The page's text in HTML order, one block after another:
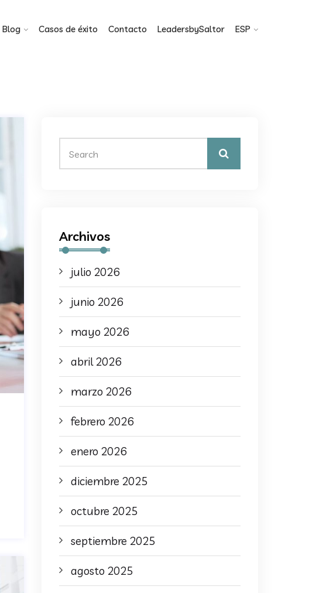
Blog Casos de éxito Contacto LeadersbySaltor ESP
Archivos
julio 2026
junio 2026
mayo 2026
abril 2026
marzo 2026
febrero 2026
enero 2026
diciembre 2025
octubre 2025
septiembre 2025
agosto 2025